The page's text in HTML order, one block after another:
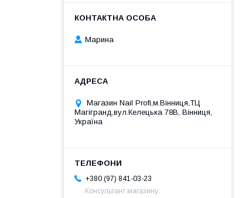
Марина
Магазин Nail Profi,м.Вінниця,ТЦ
Магігранд,вул.Келецька 78В, Вінниця,
Україна
+380 (97) 841-03-23
Консультант магазину